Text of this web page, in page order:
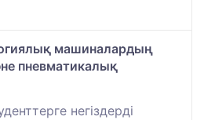
машиналардың
пневматикалық
негіздерді